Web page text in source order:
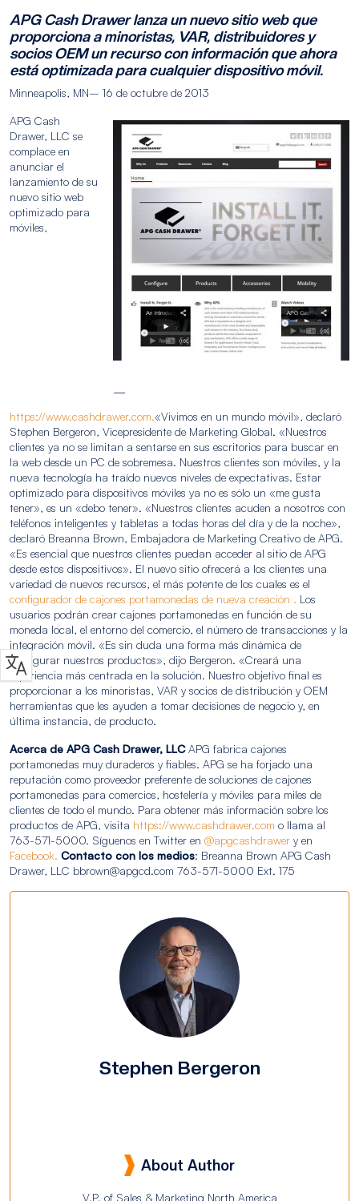
APG Cash Drawer lanza un nuevo sitio web que
proporciona a minoristas, VAR, distribuidores y
socios OEM un recurso con información que ahora
está optimizada para cualquier dispositivo móvil.
Minneapolis, MN– 16 de octubre de 2013
–
APG Cash
Drawer, LLC se
complace en
anunciar el
lanzamiento de su
nuevo sitio web
optimizado para
móviles,
https://www.cashdrawer.com.«Vivimos en un mundo móvil», declaró
Stephen Bergeron, Vicepresidente de Marketing Global. «Nuestros
clientes ya no se limitan a sentarse en sus escritorios para buscar en
la web desde un PC de sobremesa. Nuestros clientes son móviles, y la
nueva tecnología ha traído nuevos niveles de expectativas. Estar
optimizado para dispositivos móviles ya no es sólo un «me gusta
tener», es un «debo tener». «Nuestros clientes acuden a nosotros con
teléfonos inteligentes y tabletas a todas horas del día y de la noche»,
declaró Breanna Brown, Embajadora de Marketing Creativo de APG.
«Es esencial que nuestros clientes puedan acceder al sitio de APG
desde estos dispositivos». El nuevo sitio ofrecerá a los clientes una
variedad de nuevos recursos, el más potente de los cuales es el
configurador de cajones portamonedas de nueva creación . Los
usuarios podrán crear cajones portamonedas en función de su
moneda local, el entorno del comercio, el número de transacciones y la
integración móvil. «Es sin duda una forma más dinámica de
configurar nuestros productos», dijo Bergeron. «Creará una
experiencia más centrada en la solución. Nuestro objetivo final es
proporcionar a los minoristas, VAR y socios de distribución y OEM
herramientas que les ayuden a tomar decisiones de negocio y, en
última instancia, de producto.
Acerca de APG Cash Drawer, LLCAPG fabrica cajones
portamonedas muy duraderos y fiables. APG se ha forjado una
reputación como proveedor preferente de soluciones de cajones
portamonedas para comercios, hostelería y móviles para miles de
clientes de todo el mundo. Para obtener más información sobre los
productos de APG, visita https://www.cashdrawer.com o llama al
763-571-5000. Síguenos en Twitter en @apgcashdrawer y en
Facebook. Contacto con los medios: Breanna Brown APG Cash
Drawer, LLC bbrown@apgcd.com 763-571-5000 Ext. 175
Stephen Bergeron
About Author
V.P. of Sales & Marketing North America